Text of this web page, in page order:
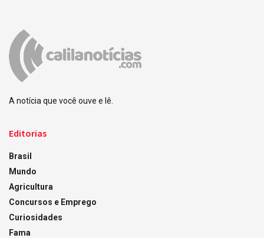
A notícia que você ouve e lê.
Editorias
Brasil
Mundo
Agricultura
Concursos e Emprego
Curiosidades
Fama